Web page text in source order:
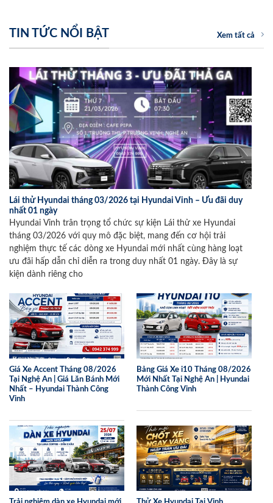
TIN TỨC NỔI BẬT Xem tất cả
Lái thử Hyundai tháng 03/2026 tại Hyundai Vinh – Ưu đãi duy
nhất 01 ngày
Hyundai Vinh trân trọng tổ chức sự kiện Lái thử xe Hyundai
tháng 03/2026 với quy mô đặc biệt, mang đến cơ hội trải
nghiệm thực tế các dòng xe Hyundai mới nhất cùng hàng loạt
ưu đãi hấp dẫn chỉ diễn ra trong duy nhất 01 ngày. Đây là sự
kiện dành riêng cho
Giá Xe Accent Tháng 08/2026
Tại Nghệ An | Giá Lăn Bánh Mới
Nhất – Hyundai Thành Công
Vinh
Bảng Giá Xe i10 Tháng 08/2026
Mới Nhất Tại Nghệ An | Hyundai
Thành Công Vinh